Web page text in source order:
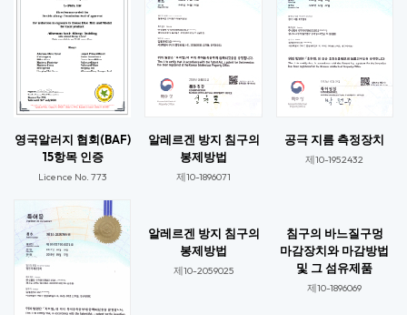
영국알러지 협회(BAF)
15항목 인증
Licence No. 773​
알레르겐 방지 침구의
봉제방법
제10-1896071​
공극 지름 측정장치
제10-1952432
알레르겐 방지 침구의
봉제방법
제10-2059025​​
침구의 바느질구멍
마감장치와 마감방법
및 그 섬유제품
제10-1896069​​